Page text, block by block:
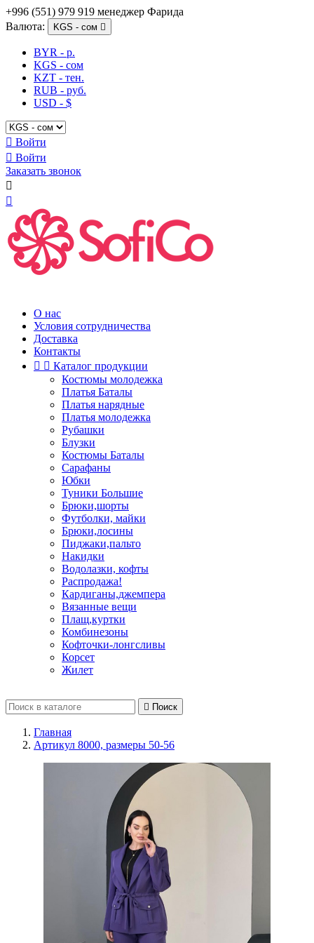
+996 (551) 979 919 менеджер Фарида
Валюта:
KGS - сом 
BYR - р.
KGS - сом
KZT - тен.
RUB - руб.
USD - $
 Войти
 Войти
Заказать звонок


О нас
Условия сотрудничества
Доставка
Контакты
  Каталог продукции
Костюмы молодежка
Платья Баталы
Платья нарядные
Платья молодежка
Рубашки
Блузки
Костюмы Баталы
Сарафаны
Юбки
Туники Большие
Брюки,шорты
Футболки, майки
Брюки,лосины
Пиджаки,пальто
Накидки
Водолазки, кофты
Распродажа!
Кардиганы,джемпера
Вязанные вещи
Плащ,куртки
Комбинезоны
Кофточки-лонгсливы
Корсет
Жилет
 Поиск
Главная
Артикул 8000, размеры 50-56